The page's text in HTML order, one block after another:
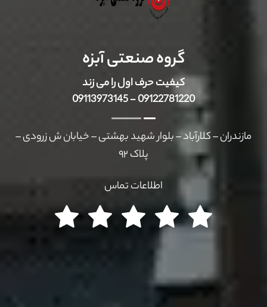
گروه صنعتی آبزه
کیفیت حرف اول را می زند
09122781220 - 09113973145
مازندران – کلارآباد – بلوار شهید بهشتی – خیابان ش زرودی –
پلاک ۹۲
اطلاعات تماس